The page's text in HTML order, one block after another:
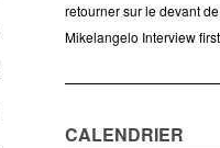
retourner sur le devant
Mikelangelo Interview
CALENDRIER